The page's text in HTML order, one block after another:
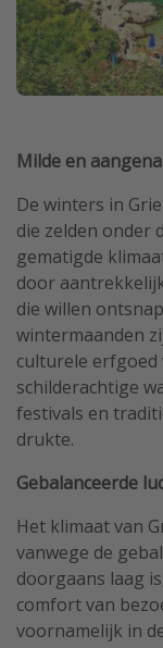
Milde en
De winters in
die zelden onder
gematigde
door
die willen
wintermaanden
culturele erfgoed
schilderachtige
festivals en
drukte.
Gebalanceerde
Het klimaat van
vanwege de
doorgaans laag
comfort van
voornamelijk in